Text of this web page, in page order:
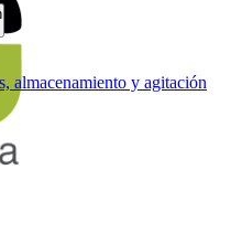
almacenamiento y agitación